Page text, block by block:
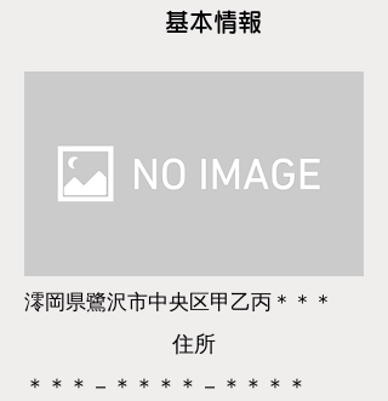
基本情報
澪岡県鷺沢市中央区甲乙丙＊＊＊
​住所
＊＊＊－＊＊＊＊－＊＊＊＊